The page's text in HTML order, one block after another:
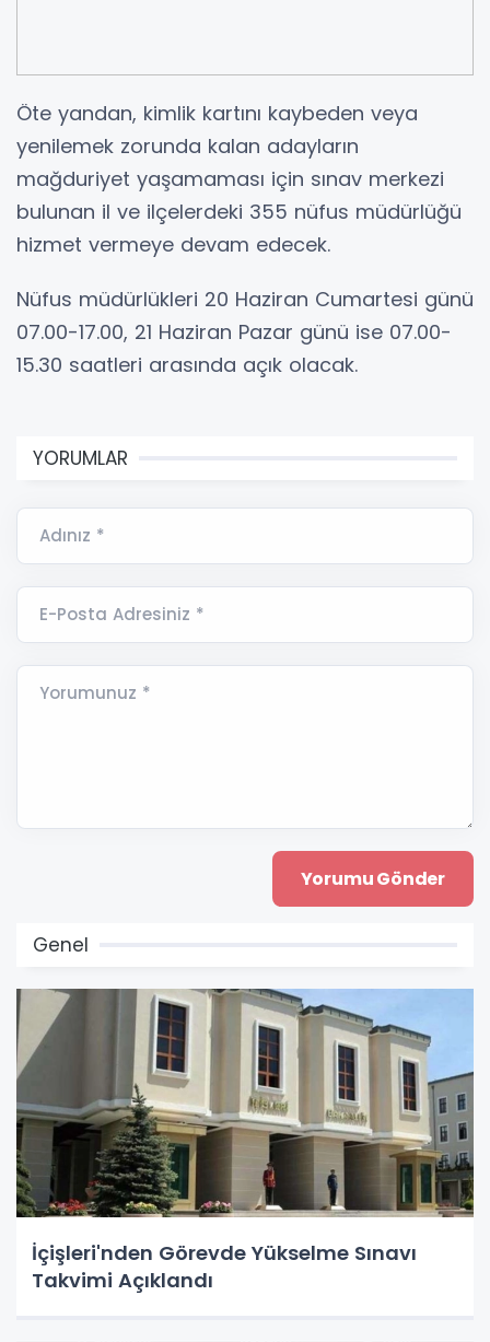
Öte yandan, kimlik kartını kaybeden veya
yenilemek zorunda kalan adayların
mağduriyet yaşamaması için sınav merkezi
bulunan il ve ilçelerdeki 355 nüfus müdürlüğü
hizmet vermeye devam edecek.
Nüfus müdürlükleri 20 Haziran Cumartesi günü
07.00-17.00, 21 Haziran Pazar günü ise 07.00-
15.30 saatleri arasında açık olacak.
YORUMLAR
Adınız *
E-Posta Adresiniz *
Yorumunuz *
Genel
İçişleri'nden Görevde Yükselme Sınavı
Takvimi Açıklandı